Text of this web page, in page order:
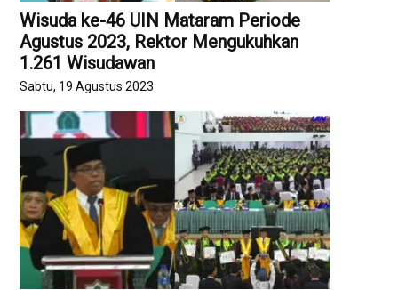
Wisuda ke-46 UIN Mataram Periode
Agustus 2023, Rektor Mengukuhkan
1.261 Wisudawan
Sabtu, 19 Agustus 2023